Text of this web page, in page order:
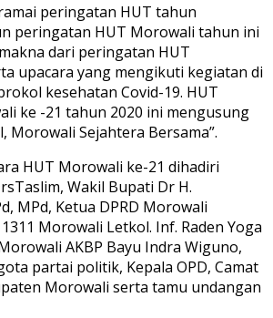
peringatan HUT tahun
peringatan HUT Morowali tahun ini
dari peringatan HUT
upacara yang mengikuti kegiatan di
kesehatan Covid-19. HUT
ke -21 tahun 2020 ini mengusung
Morowali Sejahtera Bersama”.
HUT Morowali ke-21 dihadiri
Wakil Bupati Dr H.
MPd, Ketua DPRD Morowali
Morowali Letkol. Inf. Raden Yoga
AKBP Bayu Indra Wiguno,
partai politik, Kepala OPD, Camat
Morowali serta tamu undangan